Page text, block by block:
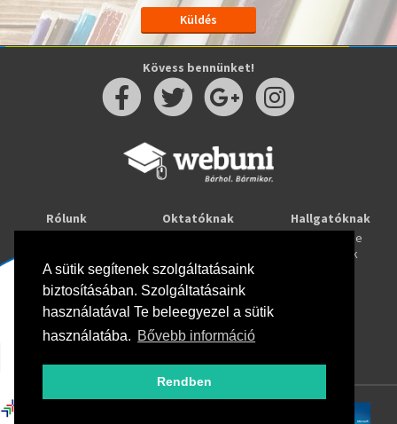
A sütik segítenek szolgáltatásaink
biztosításában. Szolgáltatásaink
használatával Te beleegyezel a sütik
használatába. Bővebb információ
Rendben
Kövess bennünket!
Rólunk
Oktatóknak
Webuni Stúdió
Hallgatóknak
Tanulj online
Képzések
Info
Adatkezelési tájékoztató
ÁSZF
Hirlevél adatkezelési tájékoztató
GYIK